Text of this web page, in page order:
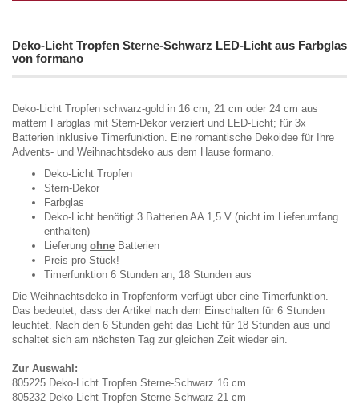
Deko-Licht Tropfen Sterne-Schwarz LED-Licht aus Farbglas
von formano
Deko-Licht Tropfen schwarz-gold in 16 cm, 21 cm oder 24 cm aus
mattem Farbglas mit Stern-Dekor verziert und LED-Licht; für 3x
Batterien inklusive Timerfunktion. Eine romantische Dekoidee für Ihre
Advents- und Weihnachtsdeko aus dem Hause formano.
Deko-Licht Tropfen
Stern-Dekor
Farbglas
Deko-Licht benötigt 3 Batterien AA 1,5 V (nicht im Lieferumfang
enthalten)
Lieferung ohne Batterien
Preis pro Stück!
Timerfunktion 6 Stunden an, 18 Stunden aus
Die Weihnachtsdeko in Tropfenform verfügt über eine Timerfunktion.
Das bedeutet, dass der Artikel nach dem Einschalten für 6 Stunden
leuchtet. Nach den 6 Stunden geht das Licht für 18 Stunden aus und
schaltet sich am nächsten Tag zur gleichen Zeit wieder ein.
Zur Auswahl:
805225 Deko-Licht Tropfen Sterne-Schwarz 16 cm
805232 Deko-Licht Tropfen Sterne-Schwarz 21 cm